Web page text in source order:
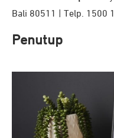
Bali 80511 | Telp. 1500
Penutup